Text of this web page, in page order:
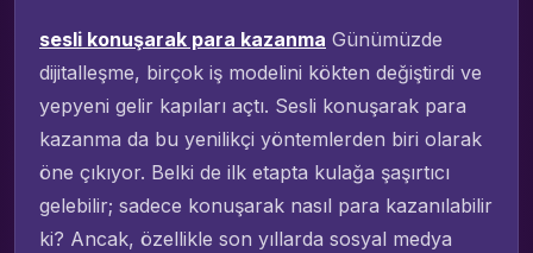
sesli konuşarak para kazanma Günümüzde
dijitalleşme, birçok iş modelini kökten değiştirdi ve
yepyeni gelir kapıları açtı. Sesli konuşarak para
kazanma da bu yenilikçi yöntemlerden biri olarak
öne çıkıyor. Belki de ilk etapta kulağa şaşırtıcı
gelebilir; sadece konuşarak nasıl para kazanılabilir
ki? Ancak, özellikle son yıllarda sosyal medya